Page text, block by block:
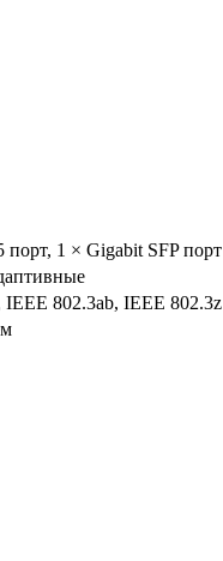
1 × Gigabit SFP порт
802.3ab, IEEE 802.3z